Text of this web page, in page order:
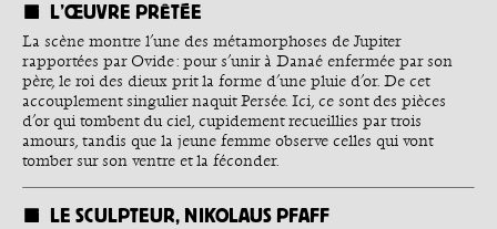
L’ŒUVRE PRÊTÉE
La scène montre l’une des métamorphoses de Jupiter
rapportées par Ovide : pour s’unir à Danaé enfermée par son
père, le roi des dieux prit la forme d’une pluie d’or. De cet
accouplement singulier naquit Persée. Ici, ce sont des pièces
d’or qui tombent du ciel, cupidement recueillies par trois
amours, tandis que la jeune femme observe celles qui vont
tomber sur son ventre et la féconder.
LE SCULPTEUR, NIKOLAUS PFAFF